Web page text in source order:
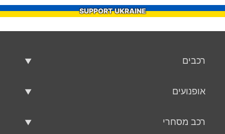
SUPPORT UKRAINE
רכבים
אופנועים
רכב מסחרי